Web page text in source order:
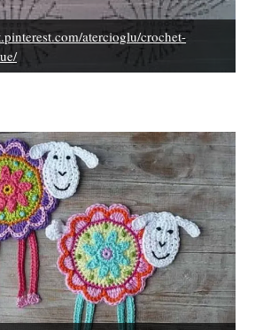
atercioglu/crochet-